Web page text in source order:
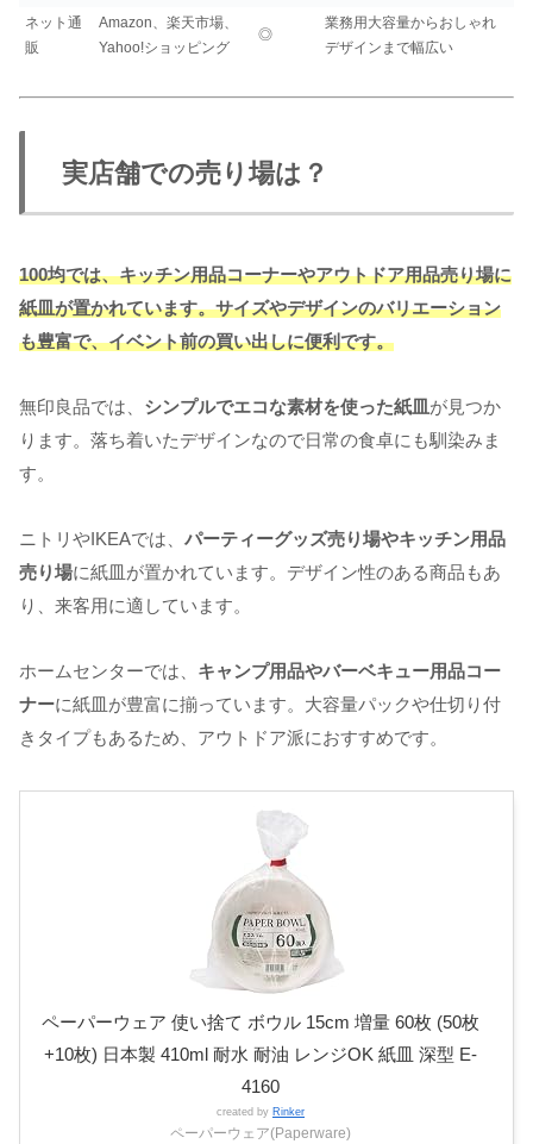
ネット通
販
Amazon、楽天市場、
Yahoo!ショッピング
◎
業務用大容量からおしゃれ
デザインまで幅広い
実店舗での売り場は？
100均では、キッチン用品コーナーやアウトドア用品売り場に
紙皿が置かれています。サイズやデザインのバリエーション
も豊富で、イベント前の買い出しに便利です。
無印良品では、 シンプルでエコな素材を使った紙皿 が見つか
ります。落ち着いたデザインなので日常の食卓にも馴染みま
す。
ニトリやIKEAでは、 パーティーグッズ売り場やキッチン用品
売り場に紙皿が置かれています。デザイン性のある商品もあ
り、来客用に適しています。
ホームセンターでは、 キャンプ用品やバーベキュー用品コー
ナーに紙皿が豊富に揃っています。大容量パックや仕切り付
きタイプもあるため、アウトドア派におすすめです。
ペーパーウェア 使い捨て ボウル 15cm 増量 60枚 (50枚
+10枚) 日本製 410ml 耐水 耐油 レンジOK 紙皿 深型 E-
4160
created by Rinker
ペーパーウェア(Paperware)